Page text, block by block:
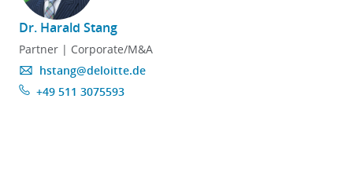
Dr. Harald Stang
Partner | Corporate/M&A
hstang@deloitte.de
+49 511 3075593